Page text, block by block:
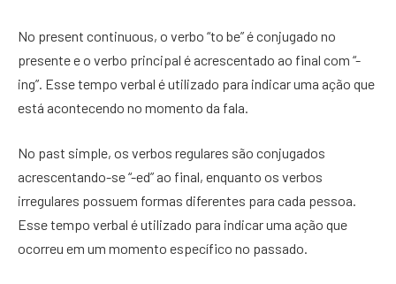
No present continuous, o verbo “to be” é conjugado no
presente e o verbo principal é acrescentado ao final com “-
ing”. Esse tempo verbal é utilizado para indicar uma ação que
está acontecendo no momento da fala.
No past simple, os verbos regulares são conjugados
acrescentando-se “-ed” ao final, enquanto os verbos
irregulares possuem formas diferentes para cada pessoa.
Esse tempo verbal é utilizado para indicar uma ação que
ocorreu em um momento específico no passado.